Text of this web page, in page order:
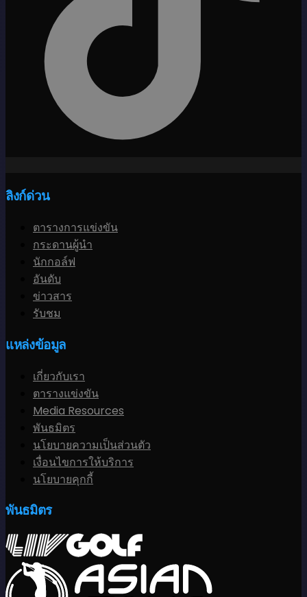
ลิงก์ด่วน
ตารางการแข่งขัน
กระดานผู้นำ
นักกอล์ฟ
อันดับ
ข่าวสาร
รับชม
แหล่งข้อมูล
เกี่ยวกับเรา
ตารางแข่งขัน
Media Resources
พันธมิตร
นโยบายความเป็นส่วนตัว
เงื่อนไขการให้บริการ
นโยบายคุกกี้
พันธมิตร